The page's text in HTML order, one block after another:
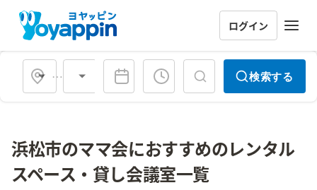
ログイン
会場タイプ 検索する
浜松市のママ会におすすめのレンタル
スペース・貸し会議室一覧